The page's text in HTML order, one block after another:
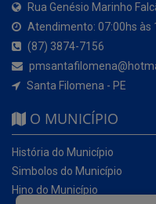
Rua Genésio Marinho
Atendimento: 07:00hs às
(87) 3874-7156
Santa Filomena - PE
O MUNICÍPIO
História do Município
Simbolos do Município
Hino do Município